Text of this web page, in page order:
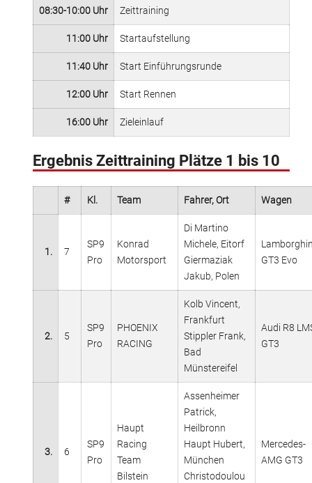
08:30-10:00 Uhr Zeittraining
11:00 Uhr Startaufstellung
11:40 Uhr Start Einführungsrunde
12:00 Uhr Start Rennen
16:00 Uhr Zieleinlauf
Ergebnis Zeittraining Plätze 1 bis 10
# Kl. Team Fahrer, Ort Wagen
1. 7
SP9
Pro
Konrad
Motorsport
Di Martino
Michele, Eitorf
Giermaziak
Jakub, Polen
GT3 Evo
2. 5
SP9
Pro
PHOENIX
RACING
Kolb Vincent,
Frankfurt
Stippler Frank,
Bad
Münstereifel
Audi R8
GT3
3. 6
SP9
Pro
Haupt
Racing
Team
Bilstein
Assenheimer
Patrick,
Heilbronn
Haupt Hubert,
München
Christodoulou
Mercedes-
AMG GT3